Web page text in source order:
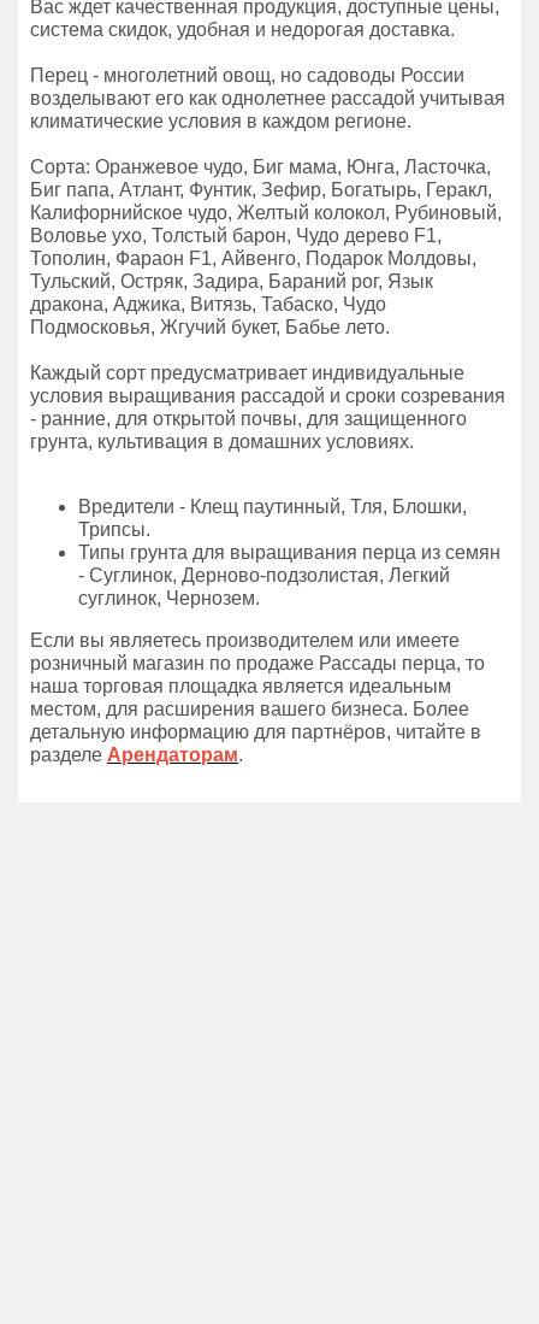
Вас ждет качественная продукция, доступные цены,
система скидок, удобная и недорогая доставка.
Перец - многолетний овощ, но садоводы России
возделывают его как однолетнее рассадой учитывая
климатические условия в каждом регионе.
Сорта: Оранжевое чудо, Биг мама, Юнга, Ласточка,
Биг папа, Атлант, Фунтик, Зефир, Богатырь, Геракл,
Калифорнийское чудо, Желтый колокол, Рубиновый,
Воловье ухо, Толстый барон, Чудо дерево F1,
Тополин, Фараон F1, Айвенго, Подарок Молдовы,
Тульский, Остряк, Задира, Бараний рог, Язык
дракона, Аджика, Витязь, Табаско, Чудо
Подмосковья, Жгучий букет, Бабье лето.
Каждый сорт предусматривает индивидуальные
условия выращивания рассадой и сроки созревания
- ранние, для открытой почвы, для защищенного
грунта, культивация в домашних условиях.
Вредители - Клещ паутинный, Тля, Блошки,
Трипсы.
Типы грунта для выращивания перца из семян
- Суглинок, Дерново-подзолистая, Легкий
суглинок, Чернозем.
Если вы являетесь производителем или имеете
розничный магазин по продаже Рассады перца, то
наша торговая площадка является идеальным
местом, для расширения вашего бизнеса. Более
детальную информацию для партнёров, читайте в
разделе Арендаторам.